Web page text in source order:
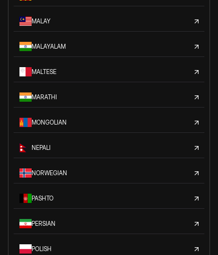
MALAY
MALAYALAM
MALTESE
MARATHI
MONGOLIAN
NEPALI
NORWEGIAN
PASHTO
PERSIAN
POLISH